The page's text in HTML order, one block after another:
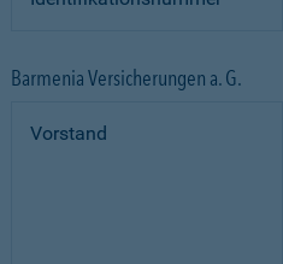
Barmenia Versicherungen a. G.
Vorstand